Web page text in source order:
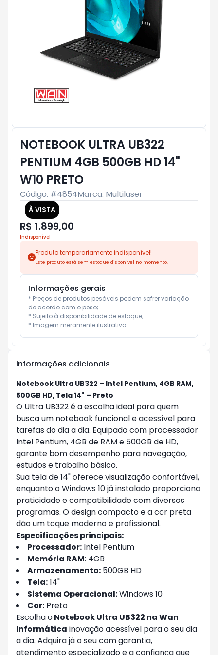
NOTEBOOK ULTRA UB322
PENTIUM 4GB 500GB HD 14"
W10 PRETO
Código: #4854Marca: Multilaser
À VISTA
R$ 1.899,00
Indisponível
Produto temporariamente indisponível!
Este produto está sem estoque disponível no momento.
Informações gerais
* Preços de produtos pesáveis podem sofrer variação
de acordo com o peso;
* Sujeito à disponibilidade de estoque;
* Imagem meramente ilustrativa;
Informações adicionais
Notebook Ultra UB322 – Intel Pentium, 4GB RAM,
500GB HD, Tela 14" – Preto
O Ultra UB322 é a escolha ideal para quem
busca um notebook funcional e acessível para
tarefas do dia a dia. Equipado com processador
Intel Pentium, 4GB de RAM e 500GB de HD,
garante bom desempenho para navegação,
estudos e trabalho básico.
Sua tela de 14" oferece visualização confortável,
enquanto o Windows 10 já instalado proporciona
praticidade e compatibilidade com diversos
programas. O design compacto e a cor preta
dão um toque moderno e profissional.
Especificações principais:
Processador: Intel Pentium
Memória RAM: 4GB
Armazenamento: 500GB HD
Tela:14"
Sistema Operacional:Windows 10
Cor: Preto
Escolha oNotebook Ultra UB322 na Wan
Informática inovação acessível para o seu dia
a dia. Adquira já o seu com garantia,
atendimento especializado e a confiança que